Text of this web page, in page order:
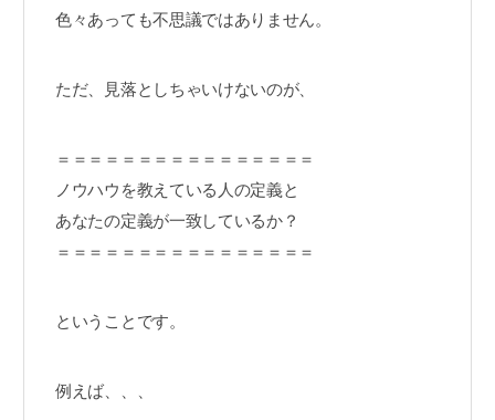
色々あっても不思議ではありません。
ただ、見落としちゃいけないのが、
＝＝＝＝＝＝＝＝＝＝＝＝＝＝＝＝
ノウハウを教えている人の定義と
あなたの定義が一致しているか？
＝＝＝＝＝＝＝＝＝＝＝＝＝＝＝＝
ということです。
例えば、、、